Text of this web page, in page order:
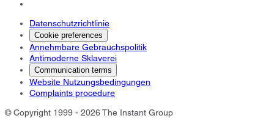
Datenschutzrichtlinie
Cookie preferences
Annehmbare Gebrauchspolitik
Antimoderne Sklaverei
Communication terms
Website Nutzungsbedingungen
Complaints procedure
© Copyright 1999 - 2026 The Instant Group